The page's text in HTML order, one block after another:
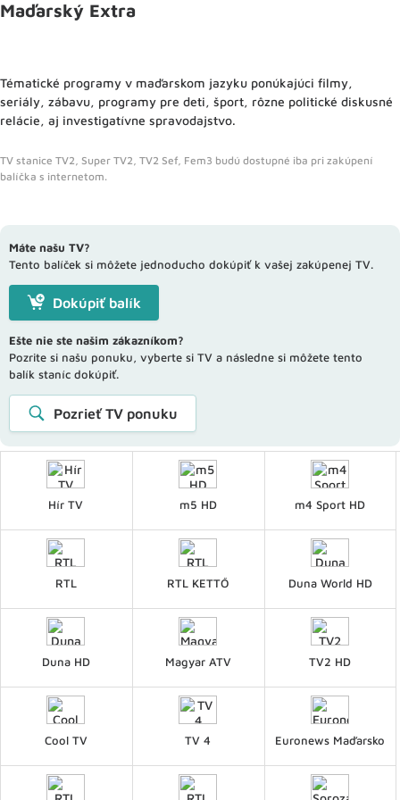
Maďarský Extra
Tématické programy v maďarskom jazyku ponúkajúci filmy,
seriály, zábavu, programy pre deti, šport, rôzne politické diskusné
relácie, aj investigatívne spravodajstvo.
TV stanice TV2, Super TV2, TV2 Sef, Fem3 budú dostupné iba pri zakúpení
balíčka s internetom.
Máte našu TV?
Tento balíček si môžete jednoducho dokúpiť k vašej zakúpenej TV.
Dokúpiť balík
Ešte nie ste našim zákazníkom?
Pozrite si našu ponuku, vyberte si TV a následne si môžete tento
balík staníc dokúpiť.
Pozrieť TV ponuku
Hír TV m5 HD m4 Sport HD
RTL RTL KETTŐ Duna World HD
Duna HD Magyar ATV TV2 HD
Cool TV TV 4 Euronews Maďarsko